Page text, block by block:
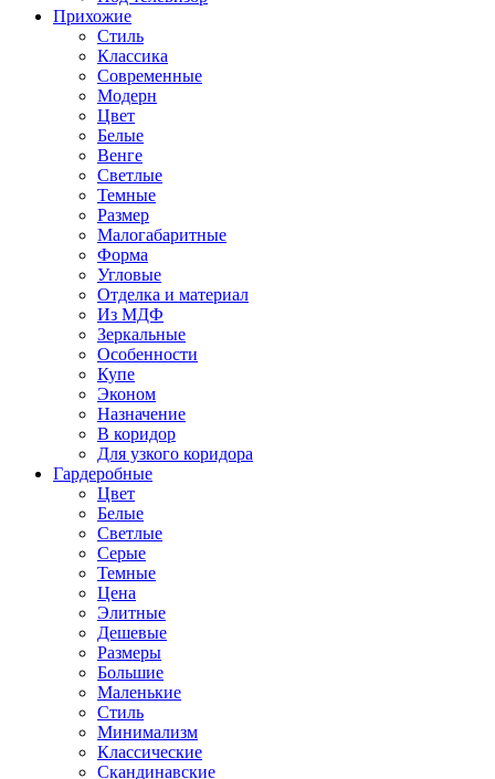
Прихожие
Стиль
Классика
Современные
Модерн
Цвет
Белые
Венге
Светлые
Темные
Размер
Малогабаритные
Форма
Угловые
Отделка и материал
Из МДФ
Зеркальные
Особенности
Купе
Эконом
Назначение
В коридор
Для узкого коридора
Гардеробные
Цвет
Белые
Светлые
Серые
Темные
Цена
Элитные
Дешевые
Размеры
Большие
Маленькие
Стиль
Минимализм
Классические
Скандинавские